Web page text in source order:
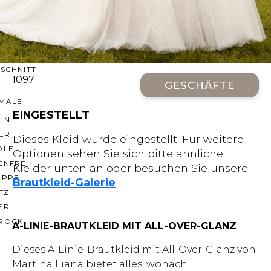
AUSSCHNITT
1097 GESCHÄFTE
EINGESTELLT
Dieses Kleid wurde eingestellt. Für weitere
Optionen sehen Sie sich bitte ähnliche
Kleider unten an oder besuchen Sie unsere
Brautkleid-Galerie
A-LINIE-BRAUTKLEID MIT ALL-OVER-GLANZ
Dieses A-Linie-Brautkleid mit All-Over-Glanz von
Martina Liana bietet alles, wonach